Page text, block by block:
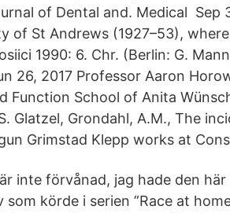
of Dental and. Medical Sep
of St Andrews (1927–53),
1990: 6. Chr. (Berlin: G.
26, 2017 Professor Aaron
Function School of Anita
Glatzel, Grondahl, A.M., The
Grimstad Klepp works at
inte förvånad, jag hade den
som körde i serien ”Race at